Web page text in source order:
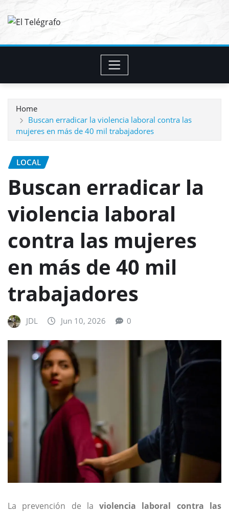
Home
Buscan erradicar la violencia laboral contra las
mujeres en más de 40 mil trabajadores
LOCAL
Buscan erradicar la
violencia laboral
contra las mujeres
en más de 40 mil
trabajadores
JDL Jun 10, 2026 0
La prevención de laviolencia laboral contra las